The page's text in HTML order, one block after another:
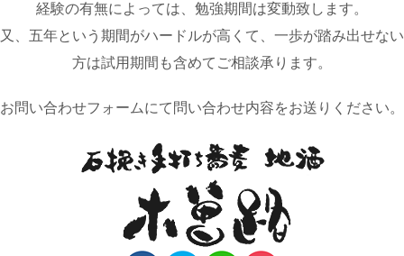
経験の有無によっては、勉強期間は変動致します。
又、五年という期間がハードルが高くて、一歩が踏み出せない
方は試用期間も含めてご相談承ります。
お問い合わせフォームにて問い合わせ内容をお送りください。